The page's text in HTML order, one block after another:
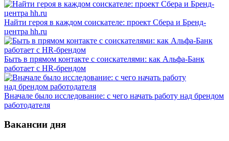
Найти героя в каждом соискателе: проект Сбера и Бренд-
центра hh.ru
Быть в прямом контакте с соискателями: как Альфа-Банк
работает с HR-брендом
Вначале было исследование: с чего начать работу над брендом
работодателя
Вакансии дня